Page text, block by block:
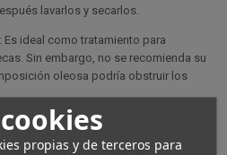
propias y de terceros para
lavarlos y secarlos.
ideal como tratamiento para
Sin embargo, no se recomienda su
oleosa podría obstruir los